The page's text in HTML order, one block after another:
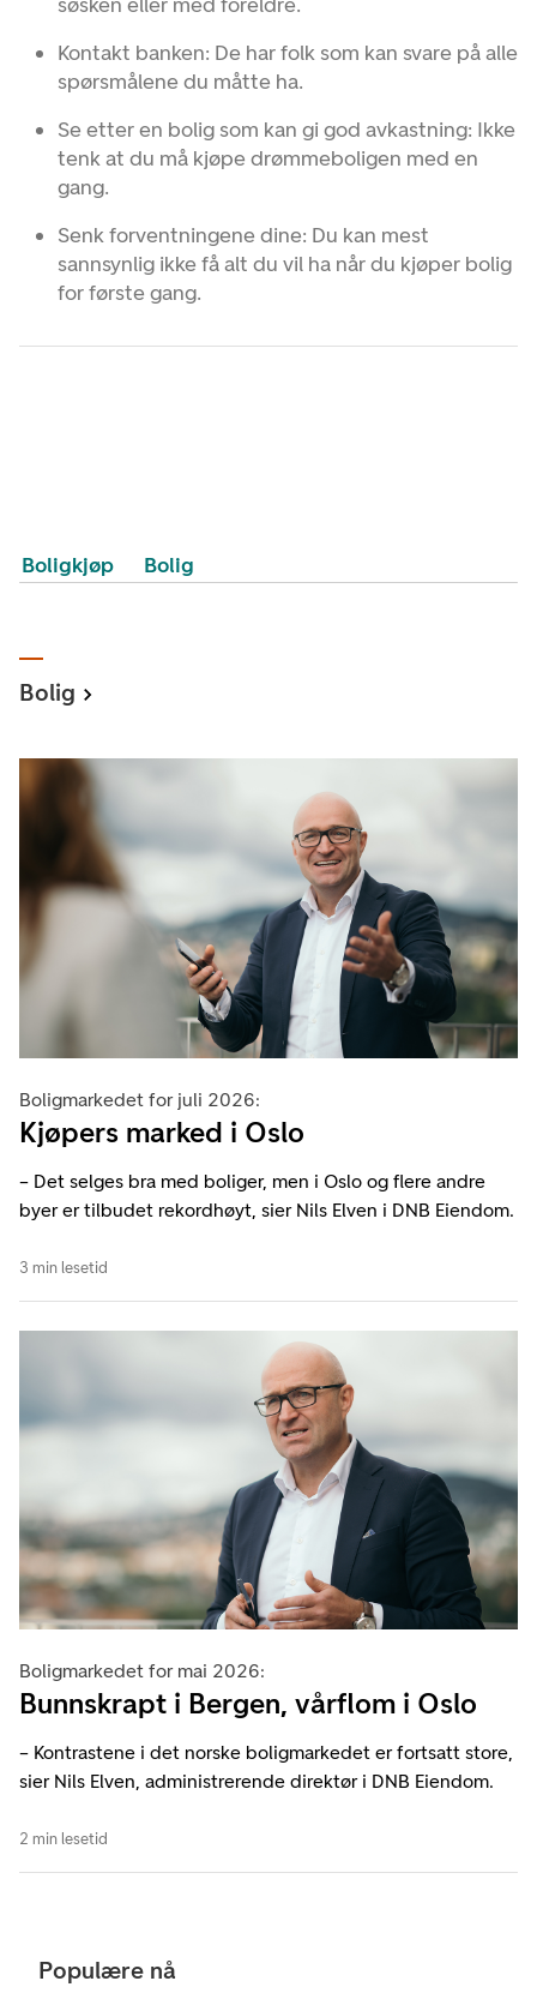
Kontakt banken: De har folk som kan svare på alle
spørsmålene du måtte ha.
Se etter en bolig som kan gi god avkastning: Ikke
tenk at du må kjøpe drømmeboligen med en
gang.
Senk forventningene dine: Du kan mest
sannsynlig ikke få alt du vil ha når du kjøper bolig
for første gang.
Boligkjøp Bolig
Bolig
Boligmarkedet for juli 2026:
Kjøpers marked i Oslo
– Det selges bra med boliger, men i Oslo og flere andre
byer er tilbudet rekordhøyt, sier Nils Elven i DNB Eiendom.
3 min lesetid
Boligmarkedet for mai 2026:
Bunnskrapt i Bergen, vårflom i Oslo
– Kontrastene i det norske boligmarkedet er fortsatt store,
sier Nils Elven, administrerende direktør i DNB Eiendom.
2 min lesetid
Populære nå